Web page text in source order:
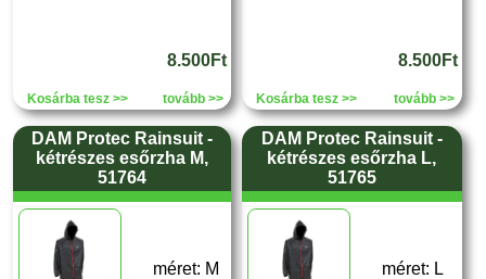
8.500Ft
Kosárba tesz >> tovább >>
8.500Ft
Kosárba tesz >> tovább >>
DAM Protec Rainsuit -
kétrészes esőrzha M,
51764
méret: M
DAM Protec Rainsuit -
kétrészes esőrzha L,
51765
méret: L